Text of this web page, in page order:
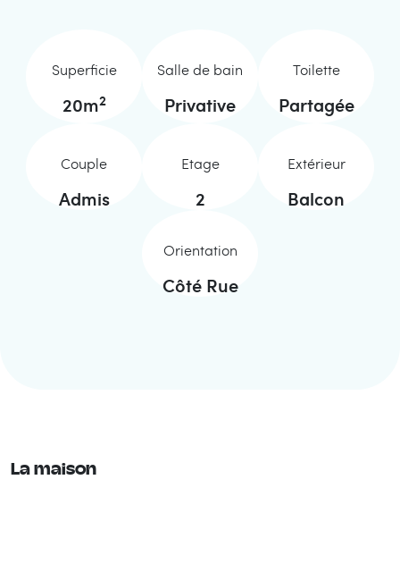
Superficie
20m2
Salle de bain
Privative
Toilette
Partagée
Couple
Admis
Etage
2
Extérieur
Balcon
Orientation
Côté Rue
La maison